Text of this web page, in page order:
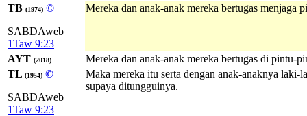
TB (1974) ©
SABDAweb
1Taw 9:23
Mereka dan anak-anak mereka bertugas
AYT (2018)
Mereka dan anak-anak mereka bertugas di pintu-
TL (1954) ©
SABDAweb
1Taw 9:23
Maka mereka itu serta dengan anak-anaknya
supaya ditungguinya.